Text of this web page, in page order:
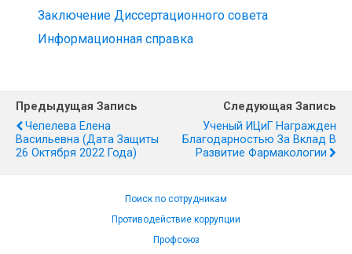
Заключение Диссертационного совета
Информационная справка
Предыдущая Запись
Чепелева Елена
Васильевна (дата Защиты
26 Октября 2022 Года)
Следующая Запись
Ученый ИЦиГ Награжден
Благодарностью За Вклад В
Развитие Фармакологии
Поиск по сотрудникам
Противодействие коррупции
Профсоюз